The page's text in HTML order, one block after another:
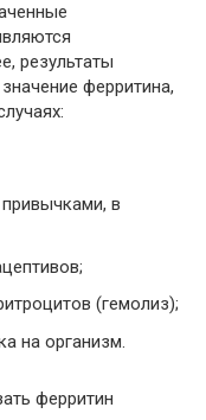
результаты
ферритина,
в
(гемолиз);
на организм.
ферритин